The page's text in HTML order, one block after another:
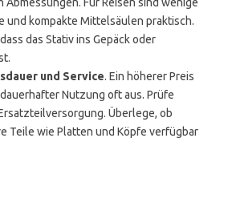
und kompakte Mittelsäulen praktisch.
das Stativ ins Gepäck oder
und Service. Ein höherer Preis
Nutzung oft aus. Prüfe
Überlege, ob
Teile wie Platten und Köpfe verfügbar